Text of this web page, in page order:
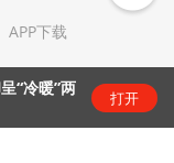
APP下载
“冷暖”两
打开